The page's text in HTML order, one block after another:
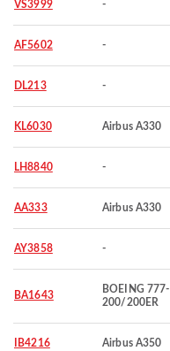
VS3999 -
AF5602 -
DL213 -
KL6030 Airbus A330
LH8840 -
AA333 Airbus A330
AY3858 -
BA1643
BOEING 777-
200/200ER
IB4216 Airbus A350